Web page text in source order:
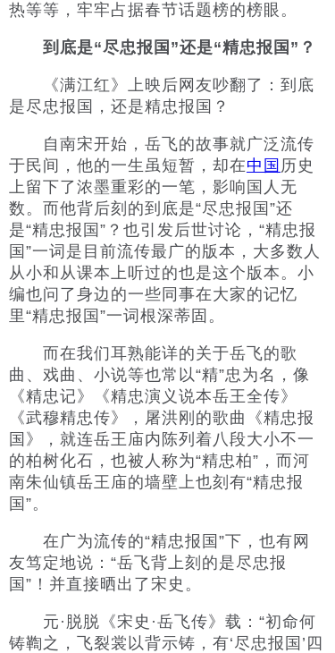
热等等，牢牢占据春节话题榜的榜眼。
到底是“尽忠报国”还是“精忠报国”？
《满江红》上映后网友吵翻了：到底
是尽忠报国，还是精忠报国？
自南宋开始，岳飞的故事就广泛流传
于民间，他的一生虽短暂，却在中国 历史
上留下了浓墨重彩的一笔，影响国人无
数。而他背后刻的到底是“尽忠报国”还
是“精忠报国”？也引发后世讨论，“精忠报
国”一词是目前流传最广的版本，大多数人
从小和从课本上听过的也是这个版本。小
编也问了身边的一些同事在大家的记忆
里“精忠报国”一词根深蒂固。
而在我们耳熟能详的关于岳飞的歌
曲、戏曲、小说等也常以“精”忠为名，像
《精忠记》《精忠演义说本岳王全传》
《武穆精忠传》，屠洪刚的歌曲《精忠报
国》，就连岳王庙内陈列着八段大小不一
的柏树化石，也被人称为“精忠柏”，而河
南朱仙镇岳王庙的墙壁上也刻有“精忠报
国”。
在广为流传的“精忠报国”下，也有网
友笃定地说：“岳飞背上刻的是尽忠报
国”！并直接晒出了宋史。
元·脱脱《宋史·岳飞传》载：“初命何
铸鞫之，飞裂裳以背示铸，有‘尽忠报国’四